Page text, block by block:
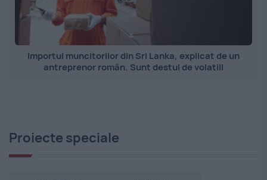
Importul muncitorilor din Sri Lanka, explicat de un
antreprenor român. Sunt destul de volatili
Proiecte speciale